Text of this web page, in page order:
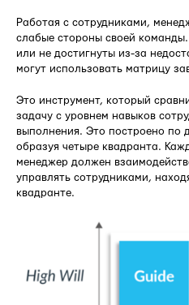
Работая с сотрудниками,
слабые стороны своей
или не достигнуты из-за
могут использовать матрицу
Это инструмент, который
задачу с уровнем навыков
выполнения. Это построено по
образуя четыре квадранта.
менеджер должен
управлять сотрудниками,
квадранте.